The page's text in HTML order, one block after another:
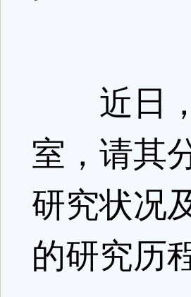
近日，
室，请其
研究状况
的研究历